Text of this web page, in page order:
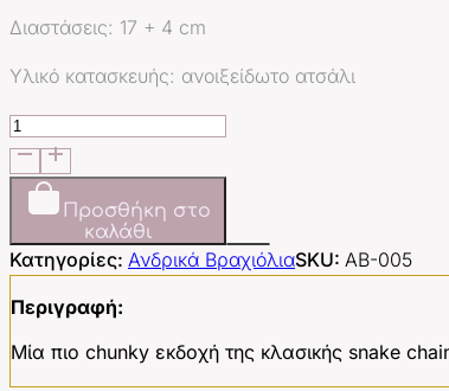
Διαστάσεις: 17 + 4 cm
Υλικό κατασκευής: ανοιξείδωτο ατσάλι
Chunky
Snake
Chain
ποσότηταΠροσθήκη στο
καλάθι
Κατηγορίες: Ανδρικά ΒραχιόλιαSKU: AB-005
Περιγραφή:
Μία πιο chunky εκδοχή της κλασικής snake